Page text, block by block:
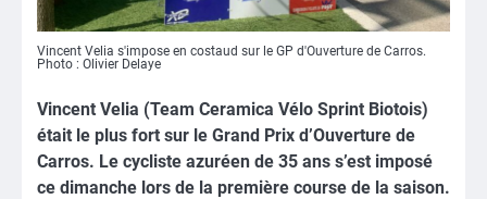
Vincent Velia s'impose en costaud sur le GP d'Ouverture de Carros.
Photo : Olivier Delaye
Vincent Velia (Team Ceramica Vélo Sprint Biotois)
était le plus fort sur le Grand Prix d’Ouverture de
Carros. Le cycliste azuréen de 35 ans s’est imposé
ce dimanche lors de la première course de la saison.